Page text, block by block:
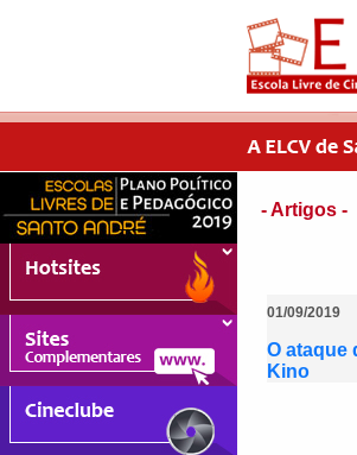
- Artigos -
01/09/2019
O ataque
Kino